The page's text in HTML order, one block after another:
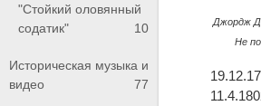
"Стойкий оловянный
содатик"
10
Историческая музыка и
видео
77
Джордж
Не